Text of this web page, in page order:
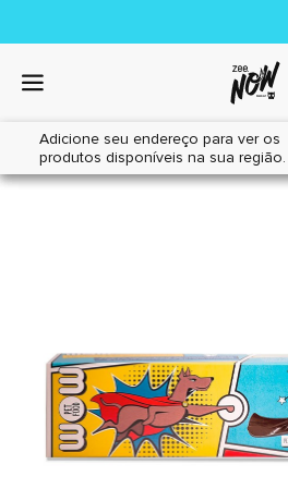
Adicione seu endereço para ver os
produtos disponíveis na sua região.
Home|Cães|Petiscos